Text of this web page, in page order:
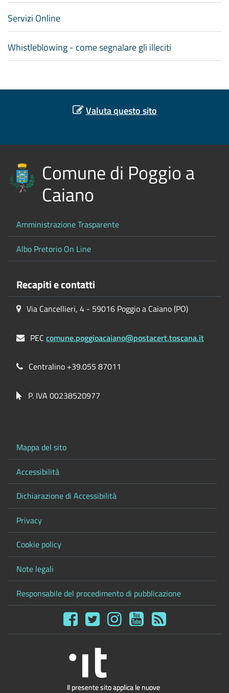
Servizi Online
Whistleblowing - come segnalare gli illeciti
Valuta questo sito
Comune di Poggio a
Caiano
Amministrazione Trasparente
Albo Pretorio On Line
Recapiti e contatti
Via Cancellieri, 4 - 59016 Poggio a Caiano (PO)
PECcomune.poggioacaiano@postacert.toscana.it
Centralino +39.055 87011
P. IVA 00238520977
Mappa del sito
Accessibilità
Dichiarazione di Accessibilità
Privacy
Cookie policy
Note legali
Responsabile del procedimento di pubblicazione